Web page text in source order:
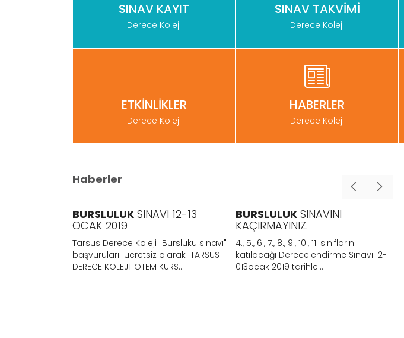
SINAV KAYIT
Derece Koleji
SINAV TAKVİMİ
Derece Koleji
ETKİNLİKLER
Derece Koleji
HABERLER
Derece Koleji
Haberler
BURSLULUK SINAVI 12-13
OCAK 2019
Tarsus Derece Koleji "Bursluku sınavı"
başvuruları ücretsiz olarak TARSUS
DERECE KOLEJİ. ÖTEM KURS...
BURSLULUK SINAVINI
KAÇIRMAYINIZ.
4., 5., 6., 7., 8., 9., 10., 11. sınıfların
katılacağı Derecelendirme Sınavı 12-
013ocak 2019 tarihle...